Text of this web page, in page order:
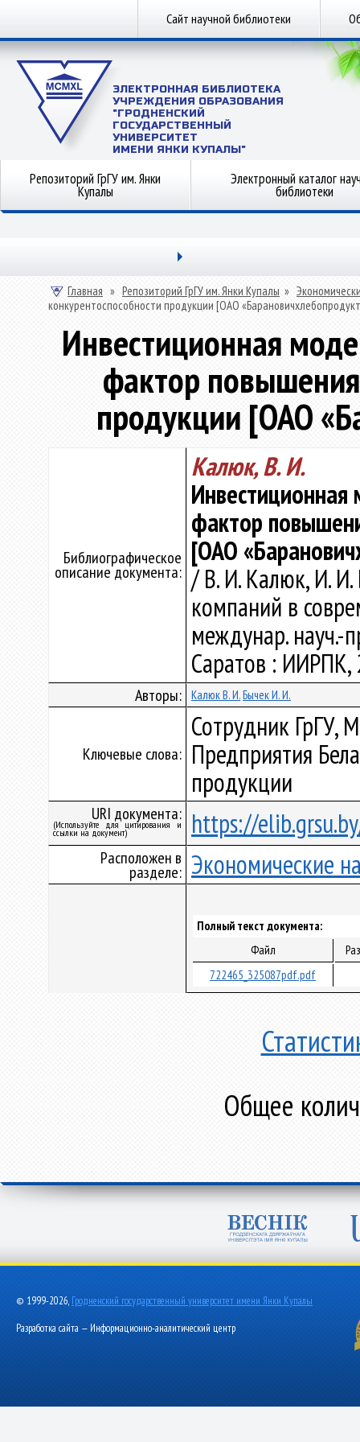
Сайт научной библиотеки
ЭЛЕКТРОННАЯ БИБЛИОТЕКА
УЧРЕЖДЕНИЯ ОБРАЗОВАНИЯ
"ГРОДНЕНСКИЙ
ГОСУДАРСТВЕННЫЙ
УНИВЕРСИТЕТ
ИМЕНИ ЯНКИ КУПАЛЫ"
Репозиторий ГрГУ им. Янки
Купалы
Электронный каталог
библиотеки
Главная » Репозиторий ГрГУ им. Янки Купалы »
конкурентоспособности продукции [ОАО
Инвестиционная
фактор
продукции [ОАО
Библиографическое
описание документа:
Калюк, В. И.
Инвестиционная
фактор
[ОАО
/ В. И. Калюк, И.
компаний в
междунар. науч.-
Саратов : ИИРПК,
Авторы: Калюк В. И.Бычек И. И.
Ключевые слова:
Сотрудник ГрГУ,
Предприятия
продукции
URI документа:
(Используйте для цитирования и
ссылки на документ) https://
Расположен в
разделе: Экономические
Полный текст документа:
Файл
722465_325087pdf.pdf
Общее
© 1999-2026, Гродненский государственный университет имени Янки Купалы
Разработка сайта — Информационно-аналитический центр